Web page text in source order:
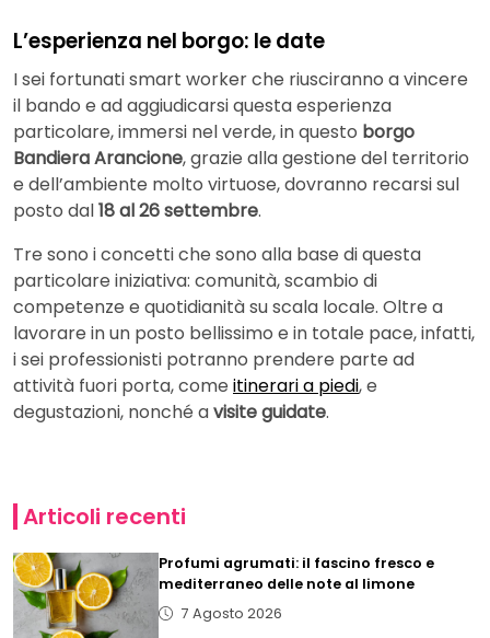
L’esperienza nel borgo: le date
I sei fortunati smart worker che riusciranno a vincere
il bando e ad aggiudicarsi questa esperienza
particolare, immersi nel verde, in questo borgo
Bandiera Arancione, grazie alla gestione del territorio
e dell’ambiente molto virtuose, dovranno recarsi sul
posto dal18 al 26 settembre.
Tre sono i concetti che sono alla base di questa
particolare iniziativa: comunità, scambio di
competenze e quotidianità su scala locale. Oltre a
lavorare in un posto bellissimo e in totale pace, infatti,
i sei professionisti potranno prendere parte ad
attività fuori porta, come itinerari a piedi, e
degustazioni, nonché avisite guidate.
Articoli recenti
Profumi agrumati: il fascino fresco e
mediterraneo delle note al limone
7 Agosto 2026